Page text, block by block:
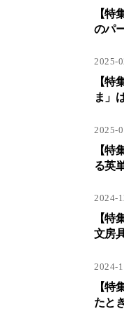
【特
のパ
2025-
【特
ま」
2025-
【特
る英
2024-
【特
文房
2024-
【特
たと